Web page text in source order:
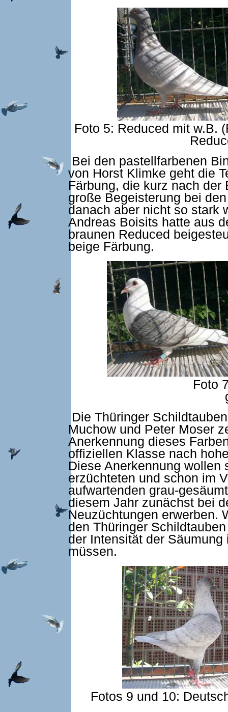
Foto 5: Reduced mit w.B.
Bei den pastellfarbenen
von Horst Klimke geht die
Färbung, die kurz nach
große Begeisterung bei
danach aber nicht so stark
Andreas Boisits hatte aus
braunen Reduced
beige Färbung.
Foto 7 und 8:
Die Thüringer
Muchow und Peter Moser
Anerkennung dieses
offiziellen Klasse nach
Diese Anerkennung wollen
erzüchteten und schon im
aufwartenden grau-
diesem Jahr zunächst bei
Neuzüchtungen erwerben.
den Thüringer
der Intensität der
müssen.
Fotos 9 und 10: